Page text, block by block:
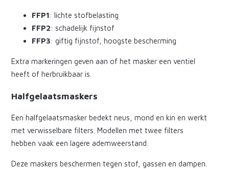
FFP1: lichte stofbelasting
FFP2: schadelijk fijnstof
FFP3: giftig fijnstof, hoogste bescherming
Extra markeringen geven aan of het masker een ventiel
heeft of herbruikbaar is.
Halfgelaatsmaskers
Een halfgelaatsmasker bedekt neus, mond en kin en werkt
met verwisselbare filters. Modellen met twee filters
hebben vaak een lagere ademweerstand.
Deze maskers beschermen tegen stof, gassen en dampen.